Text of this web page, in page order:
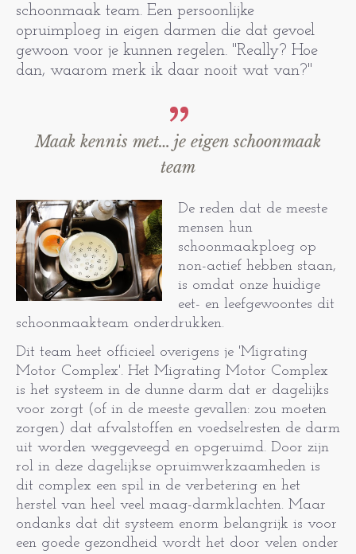
schoonmaak team. Een persoonlijke
opruimploeg in eigen darmen die dat gevoel
gewoon voor je kunnen regelen. "Really? Hoe
dan, waarom merk ik daar nooit wat van?"
Maak kennis met… je eigen schoonmaak
team
De reden dat de meeste
mensen hun
schoonmaakploeg op
non-actief hebben staan,
is omdat onze huidige
eet- en leefgewoontes dit
schoonmaakteam onderdrukken.
Dit team heet officieel overigens je 'Migrating
Motor Complex'. Het Migrating Motor Complex
is het systeem in de dunne darm dat er dagelijks
voor zorgt (of in de meeste gevallen: zou moeten
zorgen) dat afvalstoffen en voedselresten de darm
uit worden weggeveegd en opgeruimd. Door zijn
rol in deze dagelijkse opruimwerkzaamheden is
dit complex een spil in de verbetering en het
herstel van heel veel maag-darmklachten. Maar
ondanks dat dit systeem enorm belangrijk is voor
een goede gezondheid wordt het door velen onder